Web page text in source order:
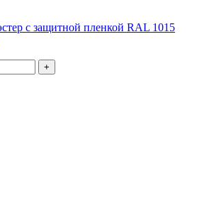
с защитной пленкой RAL 1015
+